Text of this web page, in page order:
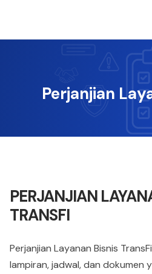
Perjanjian
PERJANJIAN
TRANSFI
Perjanjian Layanan Bisnis
lampiran, jadwal, dan dokumen